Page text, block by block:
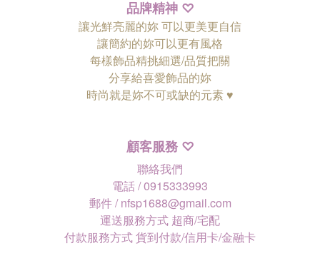
品牌精神 ♡
讓光鮮亮麗的妳 可以更美更自信
讓簡約的妳可以更有風格
每樣飾品精挑細選/品質把關
分享給喜愛飾品的妳
時尚就是妳不可或缺的元素 ♥
顧客服務 ♡
聯絡我們
電話 / 0915333993
郵件 / nfsp1688@gmail.com
運送服務方式 超商/宅配
付款服務方式 貨到付款/信用卡/金融卡